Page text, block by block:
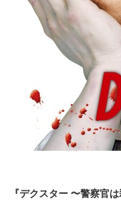
『デクスター 〜警察官